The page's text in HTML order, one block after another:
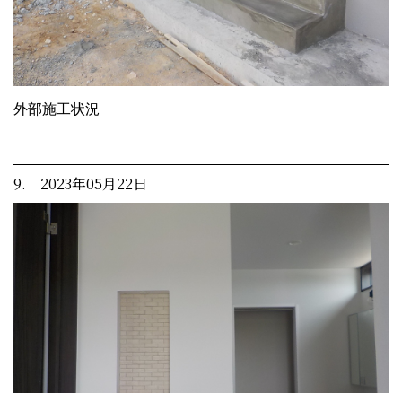
外部施工状況
9. 2023年05月22日